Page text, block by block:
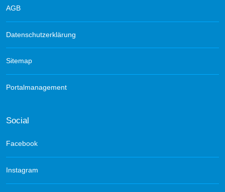
AGB
Datenschutzerklärung
Sitemap
Portalmanagement
Social
Facebook
Instagram